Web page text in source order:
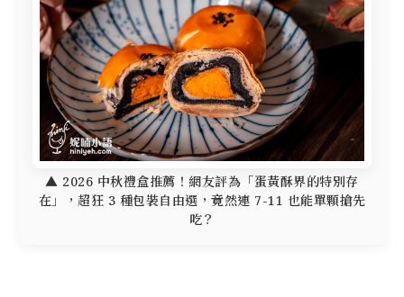
▲ 2026 中秋禮盒推薦！網友評為「蛋黃酥界的特別存
在」，超狂 3 種包裝自由選，竟然連 7-11 也能單顆搶先
吃？